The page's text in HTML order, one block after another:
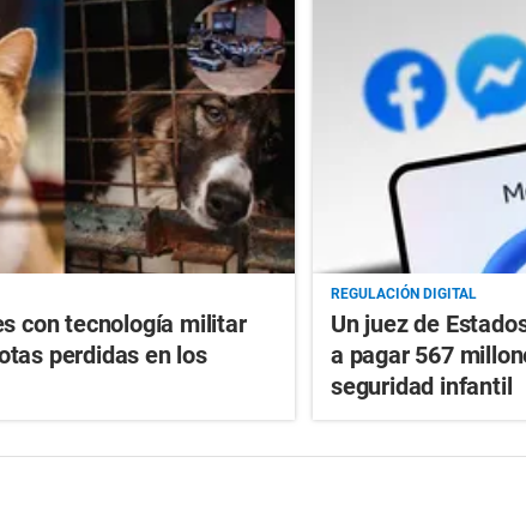
con tecnología militar
perdidas en los
REGULACIÓN DIGITAL
Un juez de
a pagar 567
seguridad infantil